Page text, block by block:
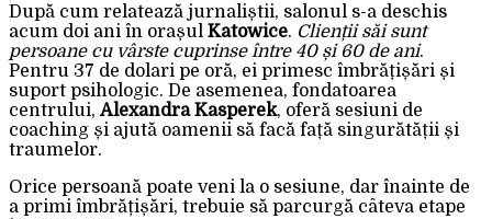
După cum relatează jurnaliștii, salonul s-a deschis
acum doi ani în orașul Katowice. Clienții săi sunt
persoane cu vârste cuprinse între 40 și 60 de ani.
Pentru 37 de dolari pe oră, ei primesc îmbrățișări și
suport psihologic. De asemenea, fondatoarea
centrului,Alexandra Kasperek, oferă sesiuni de
coaching și ajută oamenii să facă față singurătății și
traumelor.
Orice persoană poate veni la o sesiune, dar înainte de
a primi îmbrățișări, trebuie să parcurgă câteva etape